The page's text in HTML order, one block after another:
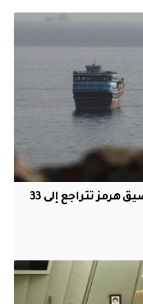
بيانات: حركة الملاحة في مضيق هرمز تتراجع إلى 33